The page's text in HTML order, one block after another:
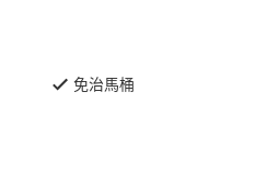
免治馬桶